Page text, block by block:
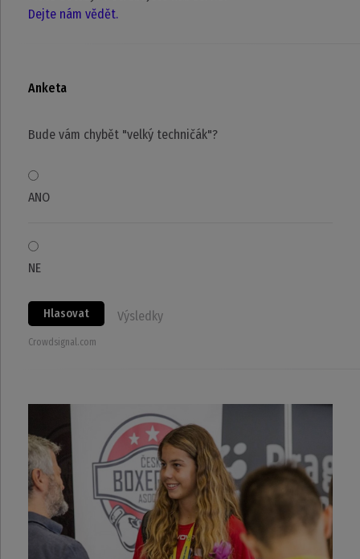
Dejte nám vědět.
Anketa
Bude vám chybět "velký techničák"?
ANO
NE
Hlasovat Výsledky
Crowdsignal.com